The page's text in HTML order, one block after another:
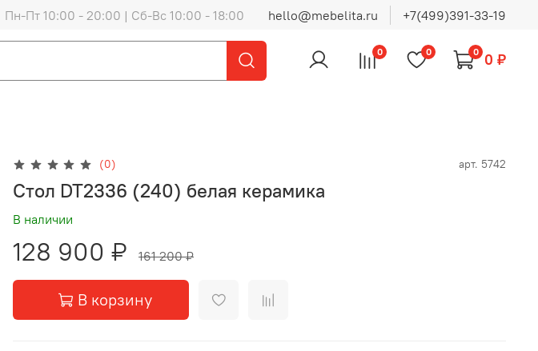
Пн-Пт 10:00 - 20:00 | Сб-Вс 10:00 - 18:00 hello@mebelita.ru +7(499)391-33-19
0 0 0 0 ₽
(0) арт. 5742
Стол DT2336 (240) белая керамика
В наличии
128 900 ₽ 161 200 ₽
В корзину